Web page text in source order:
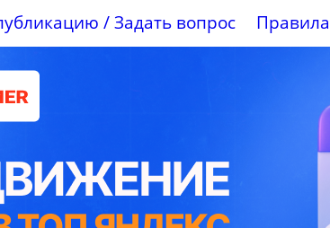
/ Задать вопрос Правила